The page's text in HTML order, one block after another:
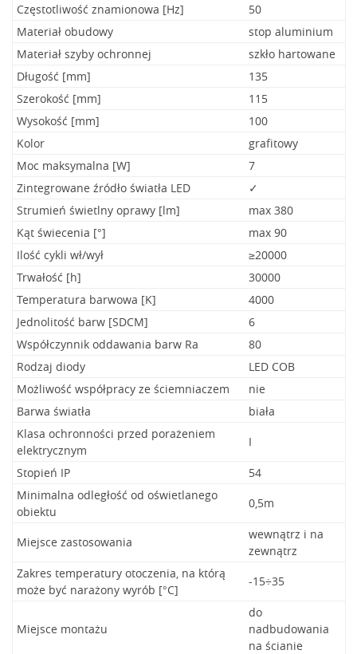
Częstotliwość znamionowa [Hz]
50
Materiał obudowy
stop aluminium
Materiał szyby ochronnej
szkło hartowane
Długość [mm]
135
Szerokość [mm]
115
Wysokość [mm]
100
Kolor
grafitowy
Moc maksymalna [W]
7
Zintegrowane źródło światła LED
✓
Strumień świetlny oprawy [lm]
max 380
Kąt świecenia [°]
max 90
Ilość cykli wł/wył
≥20000
Trwałość [h]
30000
Temperatura barwowa [K]
4000
Jednolitość barw [SDCM]
6
Współczynnik oddawania barw Ra
80
Rodzaj diody
LED COB
Możliwość współpracy ze ściemniaczem
nie
Barwa światła
biała
Klasa ochronności przed porażeniem
elektrycznym
I
Stopień IP
54
Minimalna odległość od oświetlanego
obiektu
0,5m
Miejsce zastosowania
wewnątrz i na
zewnątrz
Zakres temperatury otoczenia, na którą
może być narażony wyrób [°C]
-15÷35
Miejsce montażu
do
nadbudowania
na ścianie